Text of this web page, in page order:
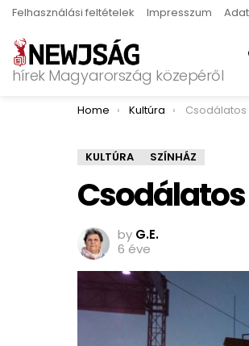
Felhasználási feltételek Impresszum
hírek Magyarország közepéről
You are here:
Home Kultúra Csodálatos
KULTÚRA SZÍNHÁZ
by G.E.
6 éve